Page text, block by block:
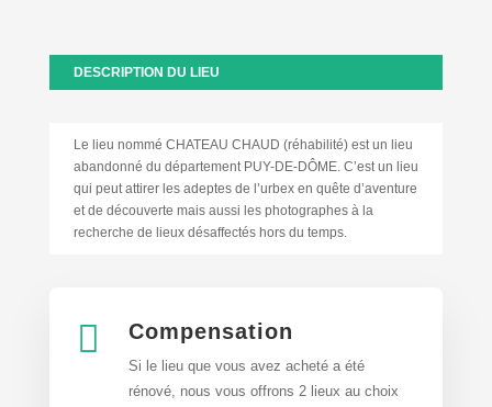
DESCRIPTION DU LIEU
Le lieu nommé CHATEAU CHAUD (réhabilité) est un lieu
abandonné du département PUY-DE-DÔME. C’est un lieu
qui peut attirer les adeptes de l’urbex en quête d’aventure
et de découverte mais aussi les photographes à la
recherche de lieux désaffectés hors du temps.
 Compensation
Si le lieu que vous avez acheté a été
rénové, nous vous offrons 2 lieux au choix